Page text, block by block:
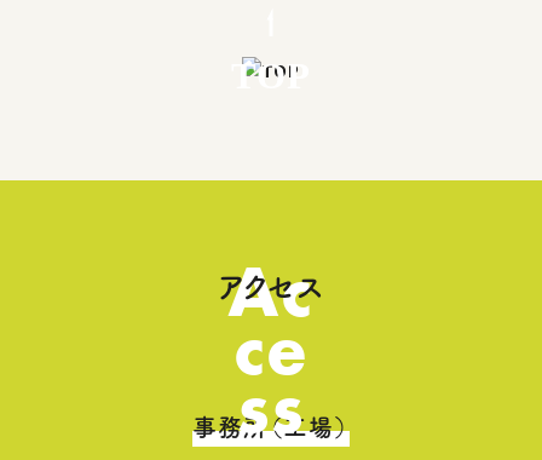
TOP
Ac
ce
ss
アクセス
事務所（工場）